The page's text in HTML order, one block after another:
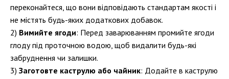
переконайтеся, що вони відповідають стандартам якості і
не містять будь-яких додаткових добавок.
Вимийте ягоди: Перед заварюванням промийте ягоди
глоду під проточною водою, щоб видалити будь-які
забруднення чи залишки.
Заготовте каструлю або чайник: Додайте в каструлю